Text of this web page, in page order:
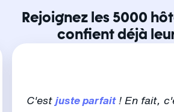
Rejoignez les 5000
confient déjà
C'est juste parfait! En fait,